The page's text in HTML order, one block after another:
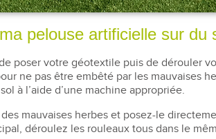
pelouse artificielle sur du
poser votre géotextile puis de dérouler
ne pas être embêté par les mauvaises
à l’aide d’une machine appropriée.
mauvaises herbes et posez-le
déroulez les rouleaux tous dans le